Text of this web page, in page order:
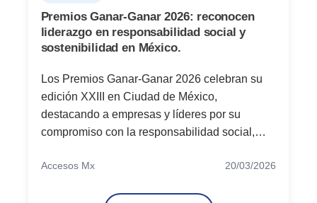
Premios Ganar-Ganar 2026: reconocen
liderazgo en responsabilidad social y
sostenibilidad en México.
Los Premios Ganar-Ganar 2026 celebran su
edición XXIII en Ciudad de México,
destacando a empresas y líderes por su
compromiso con la responsabilidad social,
Accesos Mx 20/03/2026